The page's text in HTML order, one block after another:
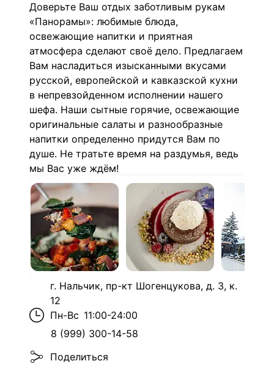
Доверьте Ваш отдых заботливым рукам
«Панорамы»: любимые блюда,
освежающие напитки и приятная
атмосфера сделают своё дело. Предлагаем
Вам насладиться изысканными вкусами
русской, европейской и кавказской кухни
в непревзойденном исполнении нашего
шефа. Наши сытные горячие, освежающие
оригинальные салаты и разнообразные
напитки определенно придутся Вам по
душе. Не тратьте время на раздумья, ведь
мы Вас уже ждём!
г. Нальчик, пр-кт Шогенцукова, д. 3, к.
12
Пн-Вс 11:00-24:00
8 (999) 300-14-58
Поделиться